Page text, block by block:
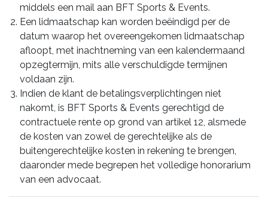
middels een mail aan BFT Sports & Events.
Een lidmaatschap kan worden beëindigd per de
datum waarop het overeengekomen lidmaatschap
afloopt, met inachtneming van een kalendermaand
opzegtermijn, mits alle verschuldigde termijnen
voldaan zijn.
Indien de klant de betalingsverplichtingen niet
nakomt, is BFT Sports & Events gerechtigd de
contractuele rente op grond van artikel 12, alsmede
de kosten van zowel de gerechtelijke als de
buitengerechtelijke kosten in rekening te brengen,
daaronder mede begrepen het volledige honorarium
van een advocaat.